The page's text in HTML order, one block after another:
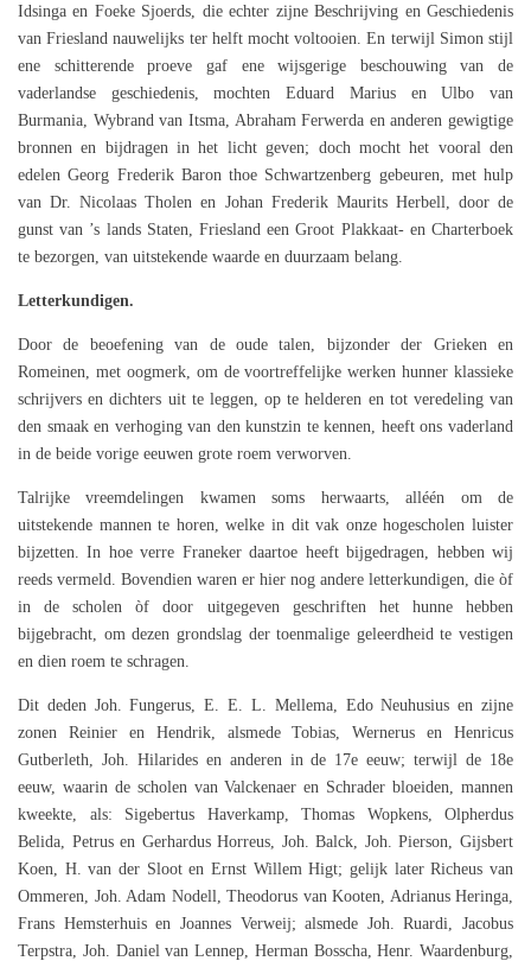
Idsinga en Foeke Sjoerds, die echter zijne Beschrijving en Geschiedenis
van Friesland nauwelijks ter helft mocht voltooien. En terwijl Simon stijl
ene schitterende proeve gaf ene wijsgerige beschouwing van de
vaderlandse geschiedenis, mochten Eduard Marius en Ulbo van
Burmania, Wybrand van Itsma, Abraham Ferwerda en anderen gewigtige
bronnen en bijdragen in het licht geven; doch mocht het vooral den
edelen Georg Frederik Baron thoe Schwartzenberg gebeuren, met hulp
van Dr. Nicolaas Tholen en Johan Frederik Maurits Herbell, door de
gunst van ’s lands Staten, Friesland een Groot Plakkaat- en Charterboek
te bezorgen, van uitstekende waarde en duurzaam belang.
Letterkundigen.
Door de beoefening van de oude talen, bijzonder der Grieken en
Romeinen, met oogmerk, om de voortreffelijke werken hunner klassieke
schrijvers en dichters uit te leggen, op te helderen en tot veredeling van
den smaak en verhoging van den kunstzin te kennen, heeft ons vaderland
in de beide vorige eeuwen grote roem verworven.
Talrijke vreemdelingen kwamen soms herwaarts, alléén om de
uitstekende mannen te horen, welke in dit vak onze hogescholen luister
bijzetten. In hoe verre Franeker daartoe heeft bijgedragen, hebben wij
reeds vermeld. Bovendien waren er hier nog andere letterkundigen, die òf
in de scholen òf door uitgegeven geschriften het hunne hebben
bijgebracht, om dezen grondslag der toenmalige geleerdheid te vestigen
en dien roem te schragen.
Dit deden Joh. Fungerus, E. E. L. Mellema, Edo Neuhusius en zijne
zonen Reinier en Hendrik, alsmede Tobias, Wernerus en Henricus
Gutberleth, Joh. Hilarides en anderen in de 17e eeuw; terwijl de 18e
eeuw, waarin de scholen van Valckenaer en Schrader bloeiden, mannen
kweekte, als: Sigebertus Haverkamp, Thomas Wopkens, Olpherdus
Belida, Petrus en Gerhardus Horreus, Joh. Balck, Joh. Pierson, Gijsbert
Koen, H. van der Sloot en Ernst Willem Higt; gelijk later Richeus van
Ommeren, Joh. Adam Nodell, Theodorus van Kooten, Adrianus Heringa,
Frans Hemsterhuis en Joannes Verweij; alsmede Joh. Ruardi, Jacobus
Terpstra, Joh. Daniel van Lennep, Herman Bosscha, Henr. Waardenburg,